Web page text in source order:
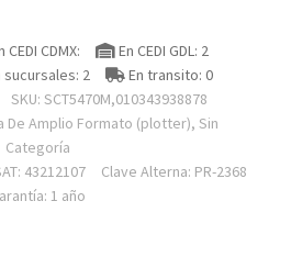
CEDI CDMX:
En CEDI GDL: 2
2
En transito: 0
SKU: SCT5470M,010343938878
De Amplio Formato (plotter), Sin
Categoría
43212107
Clave Alterna: PR-2368
1 año